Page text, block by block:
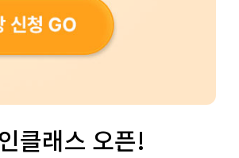
클래스 오픈!